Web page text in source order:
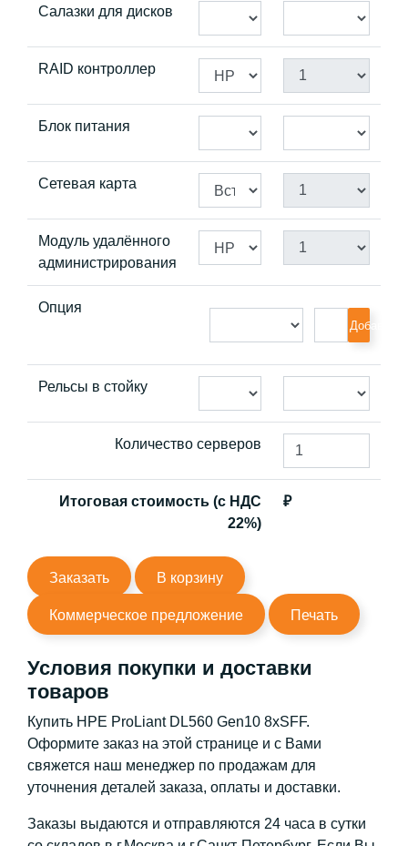
Салазки для дисков
RAID контроллер
Блок питания
Сетевая карта
Модуль удалённого
администрирования
Опция
Добавить
Рельсы в стойку
Количество серверов
Итоговая стоимость (с НДС
22%)
₽
Заказать В корзину
Коммерческое предложение Печать
Условия покупки и доставки
товаров
Купить HPE ProLiant DL560 Gen10 8xSFF.
Оформите заказ на этой странице и с Вами
свяжется наш менеджер по продажам для
уточнения деталей заказа, оплаты и доставки.
Заказы выдаются и отправляются 24 часа в сутки